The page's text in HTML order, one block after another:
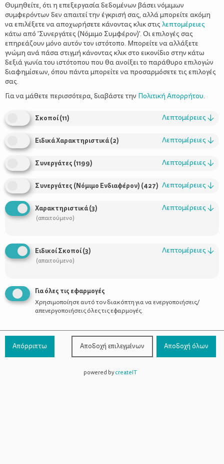
Προστατεύστε τα μαλλιά σας από τον
ήλιο και τη θάλασσα
Χρήσιμοι Σύνδεσμοι
Προϊόντα
Επικοινωνία
800-1199-800(από σταθερό,
χωρίς χρέωση)
Θυμηθείτε, ότι η επεξεργασία δεδομένων βάσει νόμιμων
συμφερόντων δεν απαιτεί την έγκρισή σας, αλλά μπορείτε ακόμη
να επιλέξετε να αποχωρήσετε κάνοντας κλικ στις λεπτομέρειες
κάτω από 'Συνεργάτες (Νόμιμο Συμφέρον)'. Οι επιλογές σας
επηρεάζουν μόνο αυτόν τον ιστότοπο. Μπορείτε να αλλάξετε
γνώμη ανά πάσα στιγμή κάνοντας κλικ στο εικονίδιο στην κάτω
δεξιά γωνία του ιστότοπου που θα ανοίξει το παράθυρο επιλογών
διαφημίσεων, όπου πάντα μπορείτε να προσαρμόσετε τις επιλογές
σας.
Για να μάθετε περισσότερα, διαβάστε την Πολιτική Απορρήτου.
Σκοποί(11) Λεπτομέρειες ↓
Ειδικά Χαρακτηριστικά(2) Λεπτομέρειες ↓
Συνεργάτες (1199) Λεπτομέρειες ↓
Συνεργάτες (Νόμιμο Ενδιαφέρον) (427) Λεπτομέρειες ↓
Χαρακτηριστικά(3)
(απαιτούμενο)
Λεπτομέρειες ↓
Ειδικοί Σκοποί(3)
(απαιτούμενο)
Λεπτομέρειες ↓
Για όλες τις εφαρμογές
Χρησιμοποίησε αυτό τον διακόπτη για να ενεργοποιήσεις/
απενεργοποιήσεις όλες τις εφαρμογές.
Απόρριπτω Αποδοχή επιλεγμένων Αποδοχή όλων
powered bycreateIT